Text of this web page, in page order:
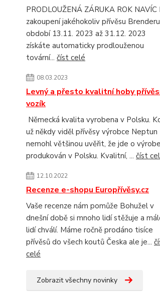
PRODLOUŽENÁ ZÁRUKA ROK NAVÍC
zakoupení jakéhokoliv přívěsu
období 13.11. 2023 až 31.12. 2023
získáte automaticky prodlouženou
tovární... číst celé
08.03.2023
Levný a přesto kvalitní hoby
vozík
Německá kvalita vyrobena v Polsku.
už někdy viděl přívěsy výrobce Neptun
nemohl většinou uvěřit, že jde o
produkován v Polsku. Kvalitní, ... číst
12.10.2022
Recenze e-shopu Europřívěsy.cz
Vaše recenze nám pomůže Bohužel v
dnešní době si mnoho lidí stěžuje a
lidí chválí. Máme ročně prodáno tisíce
přívěsů do všech koutů Česka ale je...
celé
Zobrazit všechny novinky